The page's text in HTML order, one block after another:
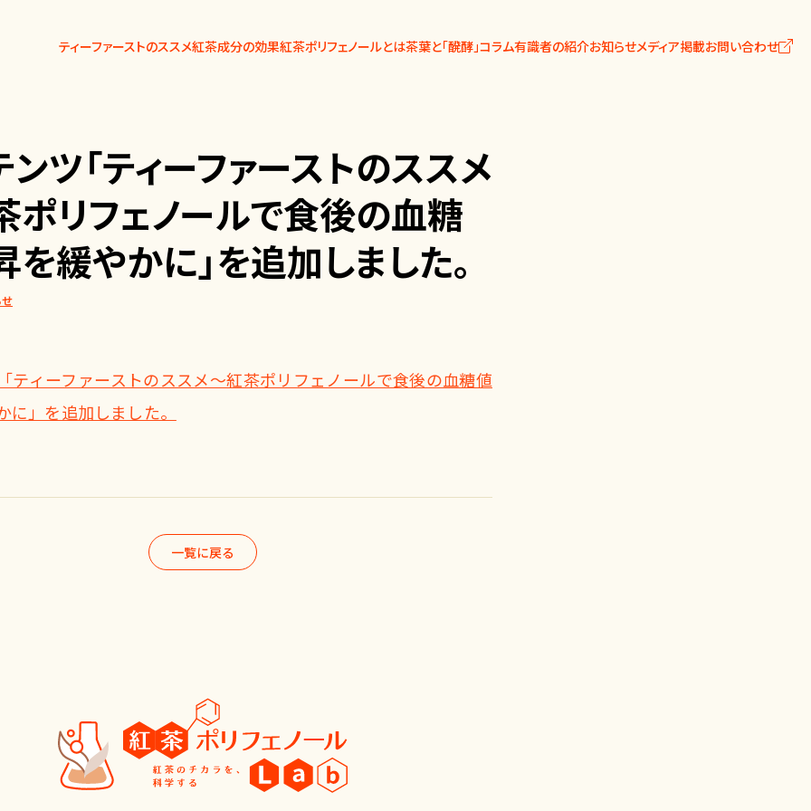
ティーファーストのススメ紅茶成分の効果紅茶ポリフェノールとは茶葉と「醗酵」コラム有識者の紹介お知らせメディア掲載お問い合わせ
ンツ「ティーファーストのススメ
ポリフェノールで食後の血糖
緩やかに」を追加しました。
ティーファーストのススメ～紅茶ポリフェノールで食後の血糖値
に」を追加しました。
一覧に戻る